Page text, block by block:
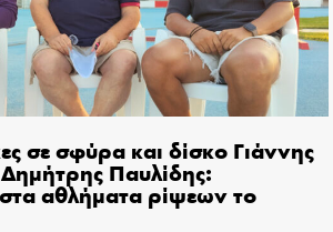
σε σφύρα και δίσκο Γιάννης
Παυλίδης:
αθλήματα ρίψεων το